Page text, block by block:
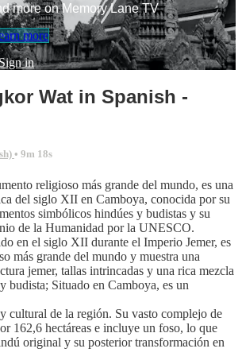
more on Memory Lane TV
more
in
Wat in Spanish -
• 9m 18s
religioso más grande del mundo, es una
del siglo XII en Camboya, conocida por su
simbólicos hindúes y budistas y su
de la Humanidad por la UNESCO.
en el siglo XII durante el Imperio Jemer, es
más grande del mundo y muestra una
jemer, tallas intrincadas y una rica mezcla
budista; Situado en Camboya, es un
cultural de la región. Su vasto complejo de
162,6 hectáreas e incluye un foso, lo que
original y su posterior transformación en